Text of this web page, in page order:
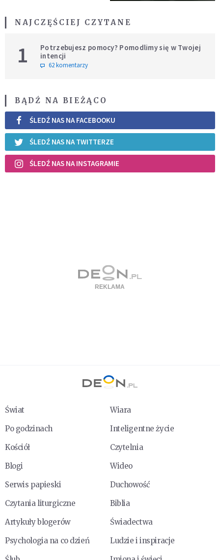
NAJCZĘŚCIEJ CZYTANE
1
Potrzebujesz pomocy? Pomodlimy się w Twojej
intencji
62 komentarzy
BĄDŹ NA BIEŻĄCO
ŚLEDŹ NAS NA FACEBOOKU
ŚLEDŹ NAS NA TWITTERZE
ŚLEDŹ NAS NA INSTAGRAMIE
Świat
Wiara
Po godzinach
Inteligentne życie
Kościół
Czytelnia
Blogi
Wideo
Serwis papieski
Duchowość
Czytania liturgiczne
Biblia
Artykuły blogerów
Świadectwa
Psychologia na co dzień
Ludzie i inspiracje